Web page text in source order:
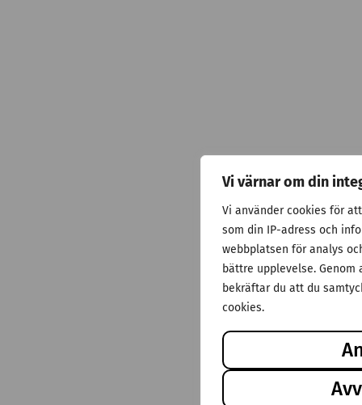
Vi värnar om din
Vi använder cookies för
som din IP-adress och
webbplatsen för analys
bättre upplevelse.
bekräftar du att du
cookies.